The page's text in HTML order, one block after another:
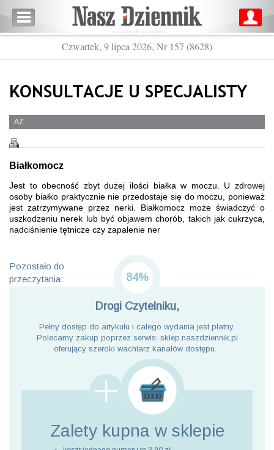
Czwartek, 9 lipca 2026, Nr 157 (8628)
KONSULTACJE U SPECJALISTY
AZ
Białkomocz
Jest to obecność zbyt dużej ilości białka w moczu. U zdrowej
osoby białko praktycznie nie przedostaje się do moczu, ponieważ
jest zatrzymywane przez nerki. Białkomocz może świadczyć o
uszkodzeniu nerek lub być objawem chorób, takich jak cukrzyca,
nadciśnienie tętnicze czy zapalenie ner
Pozostało do
przeczytania:
84%
Drogi Czytelniku,
Pełny dostęp do artykułu i całego wydania jest płatny.
Polecamy zakup poprzez serwis: sklep.naszdziennik.pl
oferujący szeroki wachlarz kanałów dostępu. .
Zalety kupna w sklepie